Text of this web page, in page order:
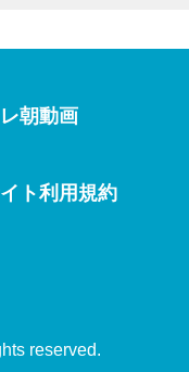
朝動画
ト利用規約
reserved.